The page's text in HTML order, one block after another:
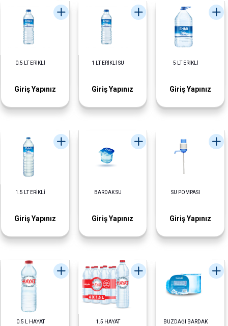
0.5 LT ERİKLİ
Giriş Yapınız
1 LT ERİKLİ SU
Giriş Yapınız
5 LT ERİKLİ
Giriş Yapınız
1.5 LT ERİKLİ
Giriş Yapınız
BARDAK SU
Giriş Yapınız
SU POMPASI
Giriş Yapınız
0.5 L HAYAT 1.5 HAYAT
BUZDAĞI BARDAK